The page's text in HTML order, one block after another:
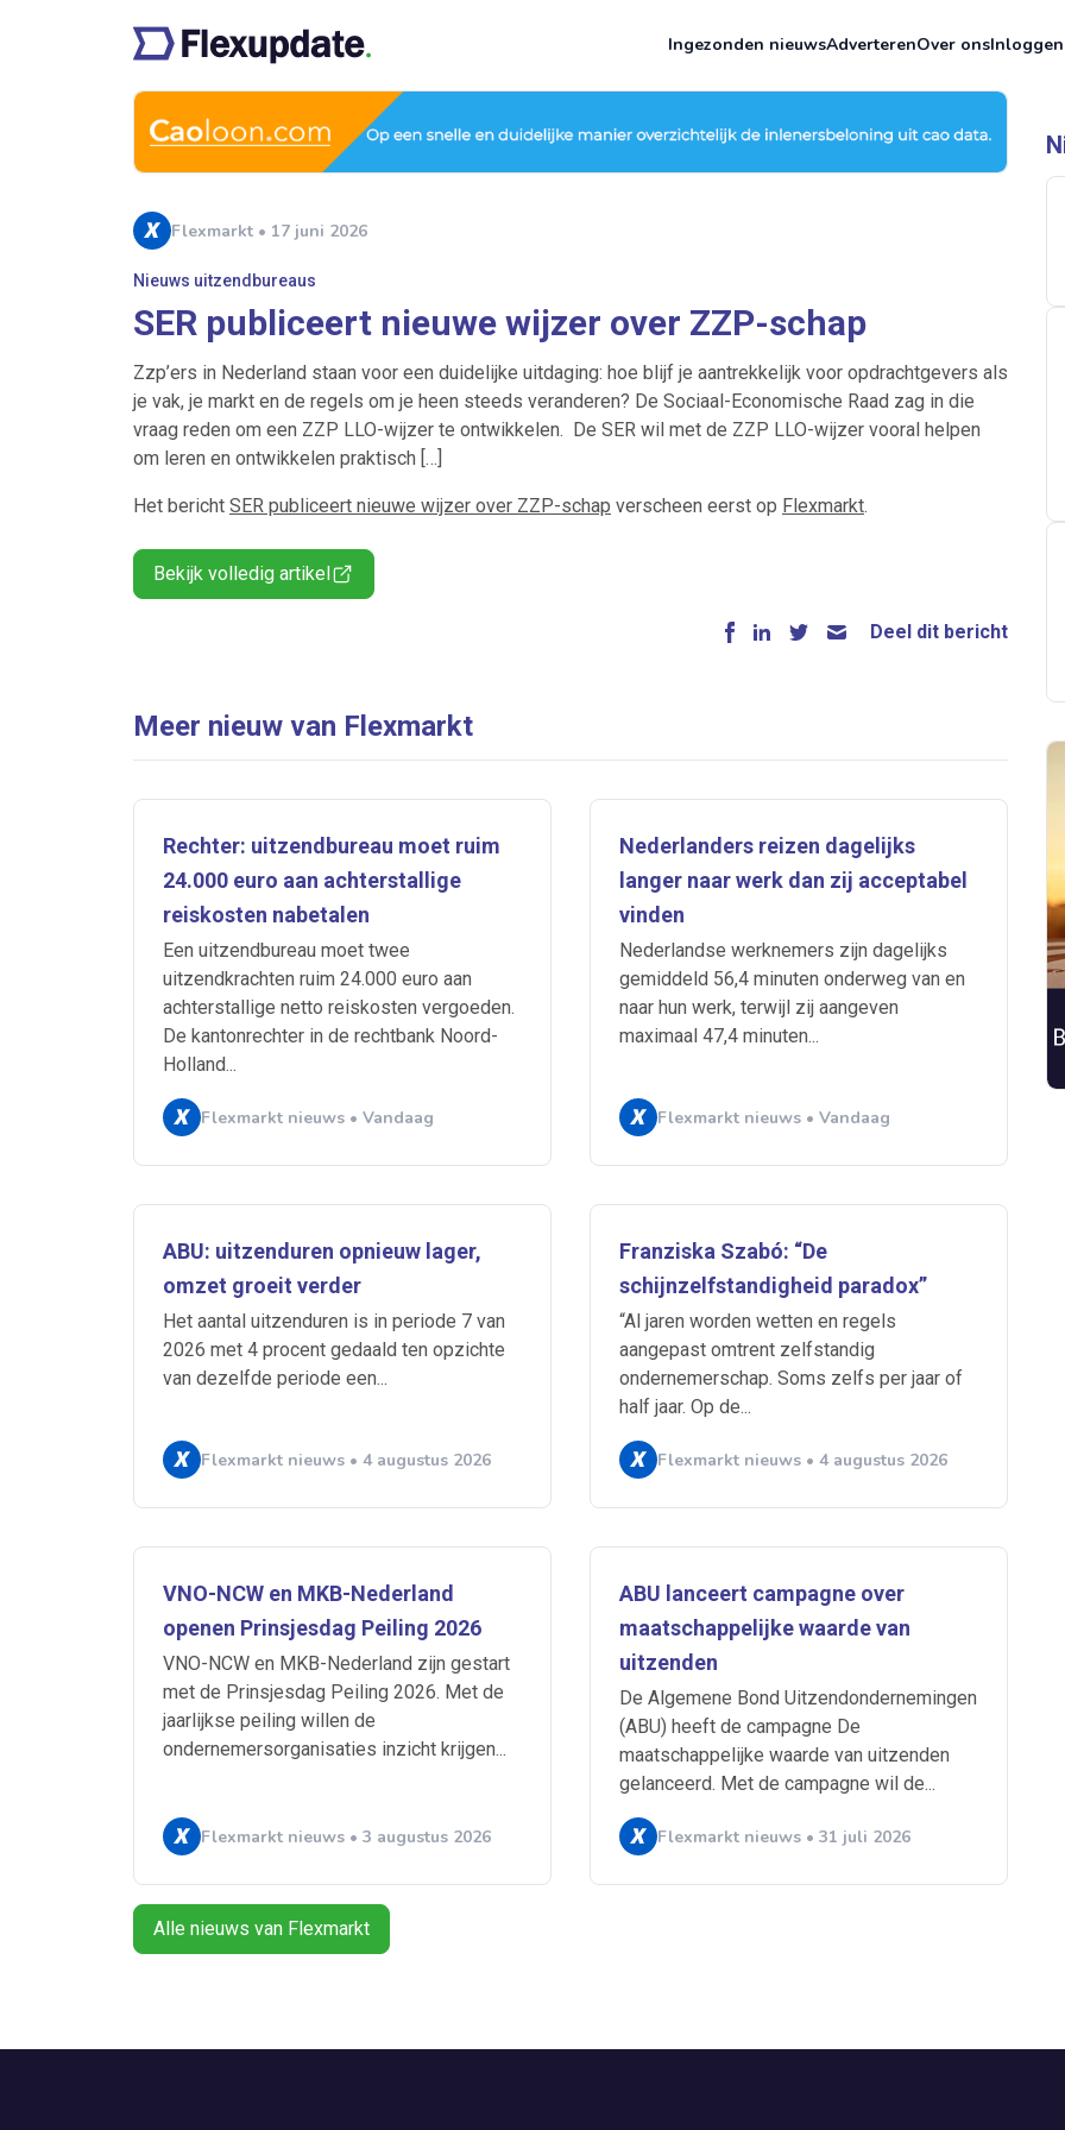
Ingezonden nieuwsAdverterenOver onsInloggen
Flexmarkt • 17 juni 2026
Nieuws uitzendbureaus
SER publiceert nieuwe wijzer over ZZP-schap
Zzp’ers in Nederland staan voor een duidelijke uitdaging: hoe blijf je aantrekkelijk voor opdrachtgevers als
je vak, je markt en de regels om je heen steeds veranderen? De Sociaal-Economische Raad zag in die
vraag reden om een ZZP LLO-wijzer te ontwikkelen. De SER wil met de ZZP LLO-wijzer vooral helpen
om leren en ontwikkelen praktisch […]
Het bericht SER publiceert nieuwe wijzer over ZZP-schap verscheen eerst op Flexmarkt.
Bekijk volledig artikel
Deel dit bericht
Meer nieuw van Flexmarkt
Rechter: uitzendbureau moet ruim
24.000 euro aan achterstallige
reiskosten nabetalen
Een uitzendbureau moet twee
uitzendkrachten ruim 24.000 euro aan
achterstallige netto reiskosten vergoeden.
De kantonrechter in de rechtbank Noord-
Holland...
Flexmarkt nieuws • Vandaag
Nederlanders reizen dagelijks
langer naar werk dan zij acceptabel
vinden
Nederlandse werknemers zijn dagelijks
gemiddeld 56,4 minuten onderweg van en
naar hun werk, terwijl zij aangeven
maximaal 47,4 minuten...
Flexmarkt nieuws • Vandaag
ABU: uitzenduren opnieuw lager,
omzet groeit verder
Het aantal uitzenduren is in periode 7 van
2026 met 4 procent gedaald ten opzichte
van dezelfde periode een...
Flexmarkt nieuws • 4 augustus 2026
Franziska Szabó: “De
schijnzelfstandigheid paradox”
“Al jaren worden wetten en regels
aangepast omtrent zelfstandig
ondernemerschap. Soms zelfs per jaar of
half jaar. Op de...
Flexmarkt nieuws • 4 augustus 2026
VNO-NCW en MKB-Nederland
openen Prinsjesdag Peiling 2026
VNO-NCW en MKB-Nederland zijn gestart
met de Prinsjesdag Peiling 2026. Met de
jaarlijkse peiling willen de
ondernemersorganisaties inzicht krijgen...
Flexmarkt nieuws • 3 augustus 2026
ABU lanceert campagne over
maatschappelijke waarde van
uitzenden
De Algemene Bond Uitzendondernemingen
(ABU) heeft de campagne De
maatschappelijke waarde van uitzenden
gelanceerd. Met de campagne wil de...
Flexmarkt nieuws • 31 juli 2026
Alle nieuws van Flexmarkt
Ontvang vacatures direct in je mailbox
Alerts ontvangen
Alles Ingezonden Bureau Cicero Doorzaam Flexmarkt Flexnieuws
Normering Arbeid
ZiPconomy